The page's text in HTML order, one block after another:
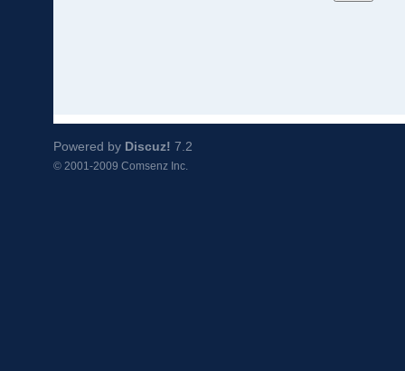
Powered by Discuz! 7.2
© 2001-2009 Comsenz Inc.